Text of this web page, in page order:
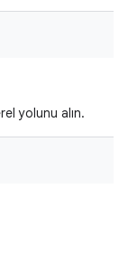
yolunu alın.